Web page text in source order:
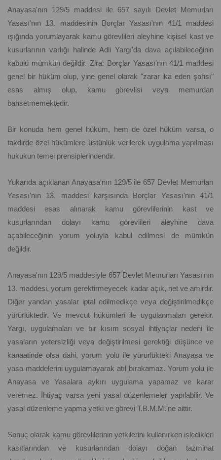
Anayasa'nın 129/5 maddesi ile 657 sayılı Devlet Memurları
Yasası'nın 13. maddesinin Borçlar Yasası'nın 41/1 maddesi
ışığında yorumlayarak kamu görevlileri aleyhine kişisel kast ve
kusurlarının varlığı halinde Adli Yargı'da dava açılabileceğinin
kabulü mümkün değildir. Zira: Borçlar Yasası'nın 41/1 maddesi
genel bir hüküm olup, yine genel olarak "zarar ika eden şahsı"
esas almış olup, kamu görevlisi veya memurdan
bahsetmemektedir.
Bir konuda hem genel hüküm, hem de özel hüküm varsa, o
takdirde özel hükümlere üstünlük verilerek uygulama yapılması
hukukun temel prensiplerindendir.
Yukarıda açıklanan Anayasa'nın 129/5 ile 657 Devlet Memurları
Yasası'nın 13. maddesi karşısında Borçlar Yasası'nın 41/1
maddesi esas alınarak kamu görevlilerinin kast ve
kusurlarından dolayı kamu görevlileri aleyhine dava
açabileceğinin yorum yoluyla kabul edilmesi de mümkün
değildir.
Anayasa'nın 129/5 maddesiyle 657 Devlet Memurları Yasası'nın
13. maddesi, yorum gerektirmeyecek kadar açık, net ve amirdir.
Diğer yandan yasalar iptal edilmedikçe veya değiştirilmedikçe
yürürlüktedir. Ve mevcut hükümleri ile uygulanmaları gerekir.
Yargı, uygulamaları ve bir kısım sosyal ihtiyaçlar nedeni ile
yasaların yetersizliği veya değiştirilmesi gerektiği düşünce ve
kanaatinde olsa dahi, yorum yolu ile yürürlükteki Anayasa ve
yasa maddelerini uygulamayarak atıl bırakamaz. Yorum yolu ile
Anayasa ve Yasalara aykırı uygulama yapamaz ve karar
veremez. İhtiyaç varsa yeni yasal düzenlemeler yapılabilir. Ve
yasal düzenleme yapma yetki ve görevi T.B.M.M.'ne aittir.
Sonuç olarak kamu görevlilerinin yetkilerini kullanırken işledikleri
kasıtlarından ve kusurlarından dolayı doğan tazminat